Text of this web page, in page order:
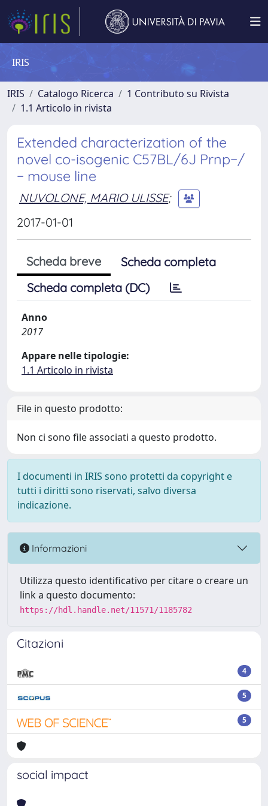
IRIS
IRIS Catalogo Ricerca
1 Contributo su Rivista
1.1 Articolo in rivista
Extended characterization of the
novel co-isogenic C57BL/6J Prnp−/
− mouse line
NUVOLONE, MARIO ULISSE;
2017-01-01
Scheda breve
Scheda completa
Scheda completa (DC)
Anno
2017
Appare nelle tipologie:
1.1 Articolo in rivista
File in questo prodotto:
Non ci sono file associati a questo prodotto.
I documenti in IRIS sono protetti da copyright e
tutti i diritti sono riservati, salvo diversa
indicazione.
Informazioni
Utilizza questo identificativo per citare o creare un
link a questo documento:
https://hdl.handle.net/11571/1185782
Citazioni
4
5
5
social impact